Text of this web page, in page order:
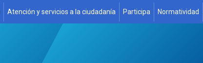
Atención y servicios a la ciudadanía Participa Normatividad